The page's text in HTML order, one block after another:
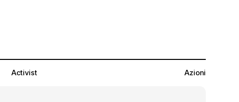
Activist Azioni